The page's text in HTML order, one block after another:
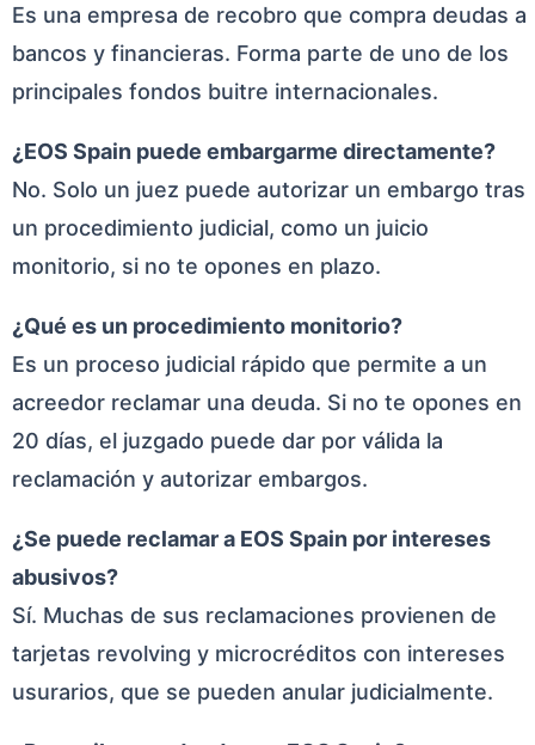
Es una empresa de recobro que compra deudas a
bancos y financieras. Forma parte de uno de los
principales fondos buitre internacionales.
¿EOS Spain puede embargarme directamente?
No. Solo un juez puede autorizar un embargo tras
un procedimiento judicial, como un juicio
monitorio, si no te opones en plazo.
¿Qué es un procedimiento monitorio?
Es un proceso judicial rápido que permite a un
acreedor reclamar una deuda. Si no te opones en
20 días, el juzgado puede dar por válida la
reclamación y autorizar embargos.
¿Se puede reclamar a EOS Spain por intereses
abusivos?
Sí. Muchas de sus reclamaciones provienen de
tarjetas revolving y microcréditos con intereses
usurarios, que se pueden anular judicialmente.